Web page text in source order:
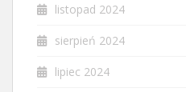
listopad 2024
sierpień 2024
lipiec 2024